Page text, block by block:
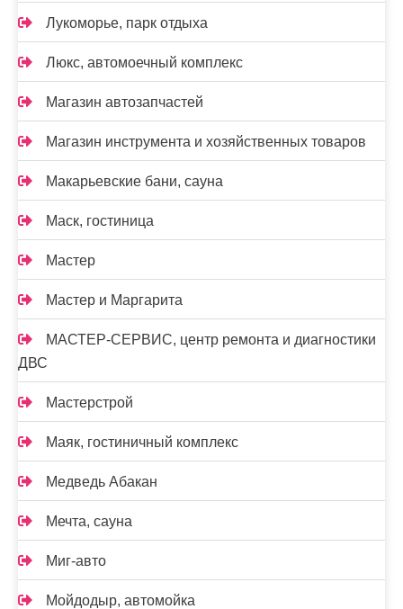
Лукоморье, парк отдыха
Люкс, автомоечный комплекс
Магазин автозапчастей
Магазин инструмента и хозяйственных товаров
Макарьевские бани, сауна
Маск, гостиница
Мастер
Мастер и Маргарита
МАСТЕР-СЕРВИС, центр ремонта и диагностики
ДВС
Мастерстрой
Маяк, гостиничный комплекс
Медведь Абакан
Мечта, сауна
Миг-авто
Мойдодыр, автомойка